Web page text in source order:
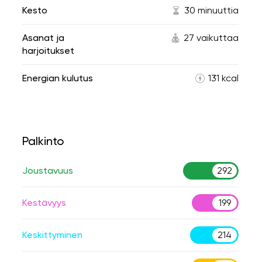
Kesto 30 minuuttia
Asanat ja
harjoitukset
27 vaikuttaa
Energian kulutus 131 kcal
Palkinto
Joustavuus 292
Kestävyys 199
Keskittyminen 214